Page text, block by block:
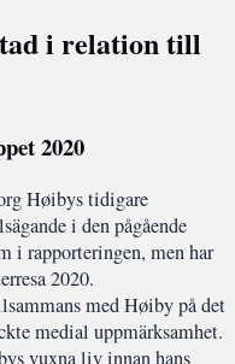
i relation till
2020
Høibys tidigare
i den pågående
i rapporteringen, men har
2020.
med Høiby på det
medial uppmärksamhet.
vuxna liv innan hans